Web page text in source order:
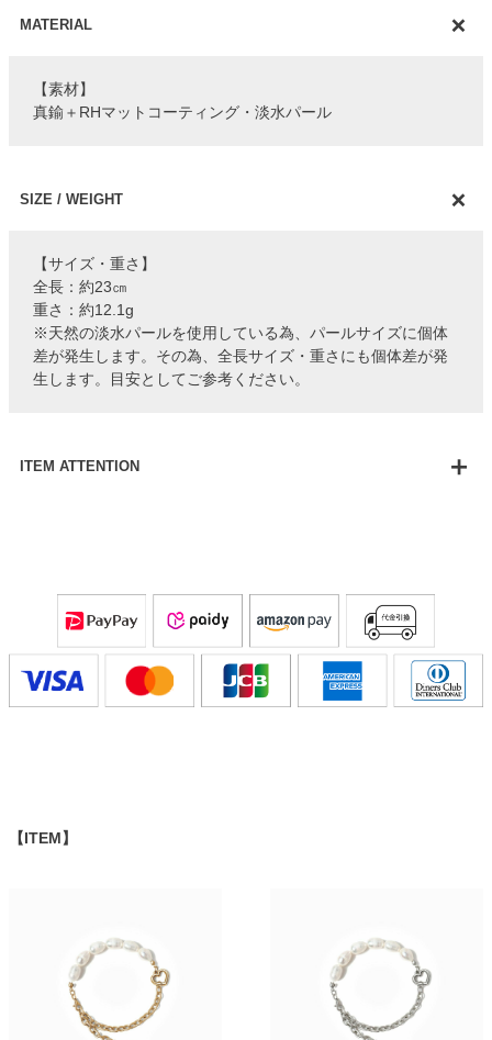
MATERIAL
【素材】
真鍮＋RHマットコーティング・淡水パール
SIZE / WEIGHT
【サイズ・重さ】
全長：約23㎝
重さ：約12.1g
※天然の淡水パールを使用している為、パールサイズに個体
差が発生します。その為、全長サイズ・重さにも個体差が発
生します。目安としてご参考ください。
ITEM ATTENTION
【ITEM】